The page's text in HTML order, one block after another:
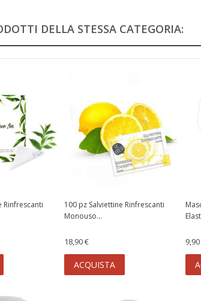
DELLA STESSA CATEGORIA:
Rinfrescanti
100 pz Salviettine Rinfrescanti
Monouso...
18,90 €
ACQUISTA